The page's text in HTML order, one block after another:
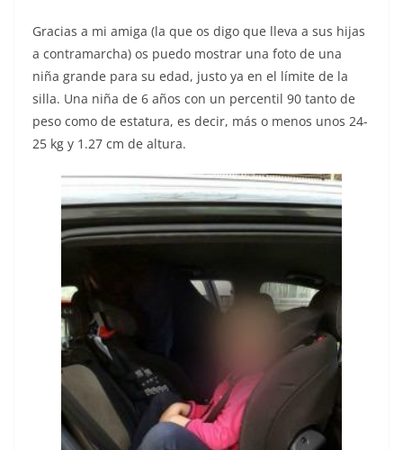
Gracias a mi amiga (la que os digo que lleva a sus hijas
a contramarcha) os puedo mostrar una foto de una
niña grande para su edad, justo ya en el límite de la
silla. Una niña de 6 años con un percentil 90 tanto de
peso como de estatura, es decir, más o menos unos 24-
25 kg y 1.27 cm de altura.